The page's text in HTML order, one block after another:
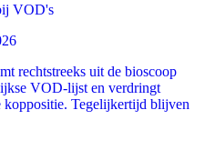
VOD's
rechtstreeks uit de bioscoop
VOD-lijst en verdringt
Tegelijkertijd blijven